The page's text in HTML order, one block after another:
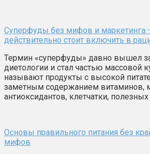
Суперфуды без мифов и маркетинга
действительно стоит включить в
Термин «суперфуды» давно вышел
диетологии и стал частью массовой
называют продукты с высокой
заметным содержанием витаминов,
антиоксидантов, клетчатки,
Основы правильного питания без
мифов